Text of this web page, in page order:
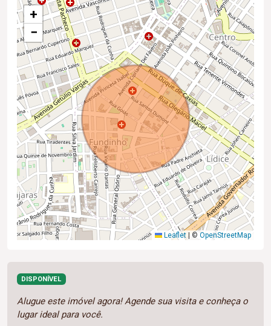
+
−
Leaflet © OpenStreetMap
DISPONÍVEL
Alugue este imóvel agora! Agende sua visita e conheça o
lugar ideal para você.